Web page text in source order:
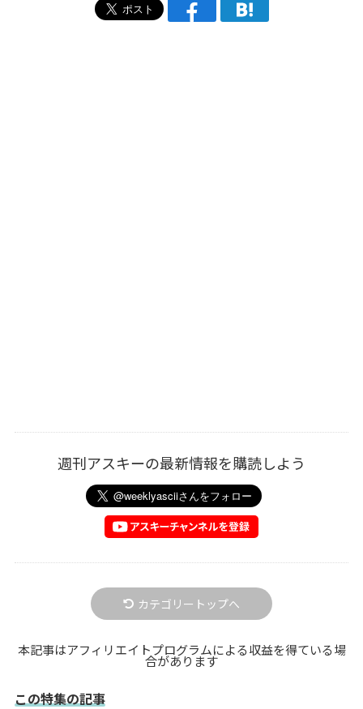
週刊アスキーの最新情報を購読しよう
カテゴリートップへ
本記事はアフィリエイトプログラムによる収益を得ている場
合があります
この特集の記事